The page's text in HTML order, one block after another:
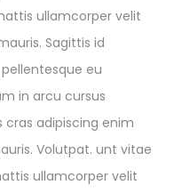
ullamcorper velit
Sagittis id
eu
in arcu cursus
cras adipiscing enim
Volutpat. unt vitae
ullamcorper velit